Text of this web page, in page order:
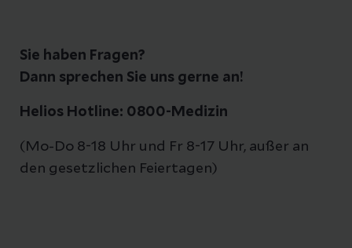
Sie haben Fragen?
Dann sprechen Sie uns gerne an!
Helios Hotline: 0800-Medizin
(Mo-Do 8-18 Uhr und Fr 8-17 Uhr, außer an
den gesetzlichen Feiertagen)